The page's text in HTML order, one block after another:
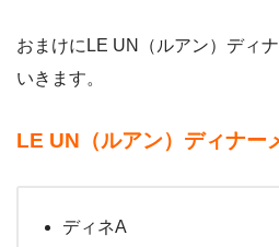
おまけにLE UN（ルアン）ディ
いきます。
LE UN（ルアン）ディナー
ディネA